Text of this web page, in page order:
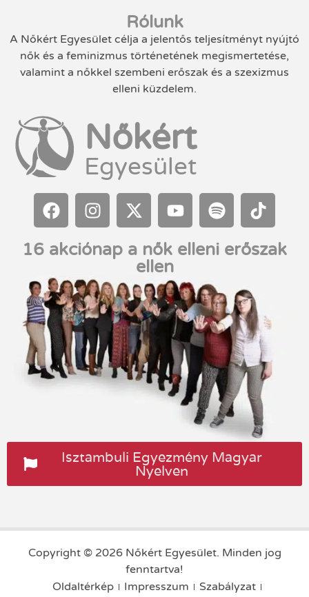
Rólunk
A Nőkért Egyesület célja a jelentős teljesítményt nyújtó
nők és a feminizmus történetének megismertetése,
valamint a nőkkel szembeni erőszak és a szexizmus
elleni küzdelem.
Nőkért
Egyesület
16 akciónap a nők elleni erőszak
ellen
Isztambuli Egyezmény Magyar
Nyelven
Copyright © 2026 Nőkért Egyesület. Minden jog
fenntartva!
Oldaltérkép
Impresszum Szabályzat